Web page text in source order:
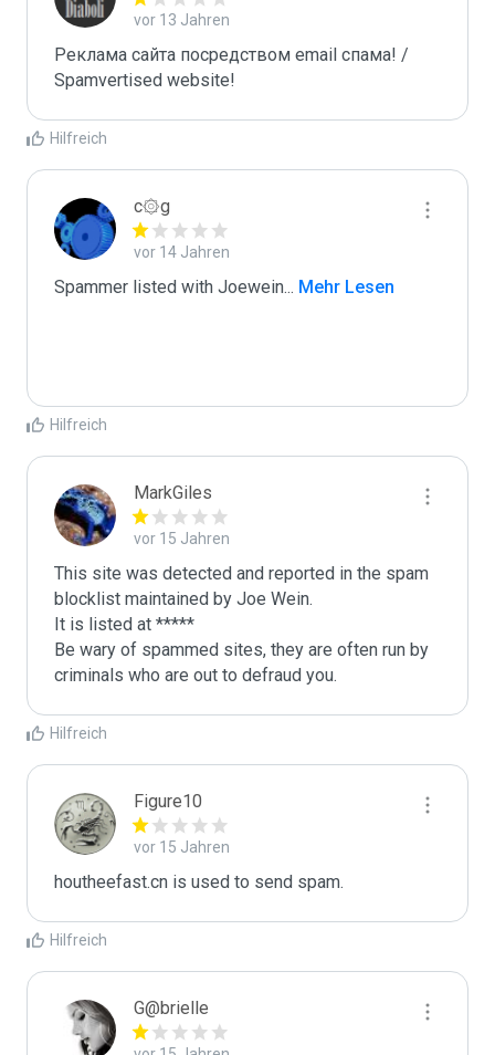
vor 13 Jahren
Реклама сайта посредством email спама! /
Spamvertised website!
Hilfreich
c۞g
vor 14 Jahren
Spammer listed with Joewein ... Mehr Lesen
Hilfreich
MarkGiles
vor 15 Jahren
This site was detected and reported in the spam
blocklist maintained by Joe Wein.
It is listed at *****
Be wary of spammed sites, they are often run by
criminals who are out to defraud you.
Hilfreich
Figure10
vor 15 Jahren
houtheefast.cn is used to send spam.
Hilfreich
G@brielle